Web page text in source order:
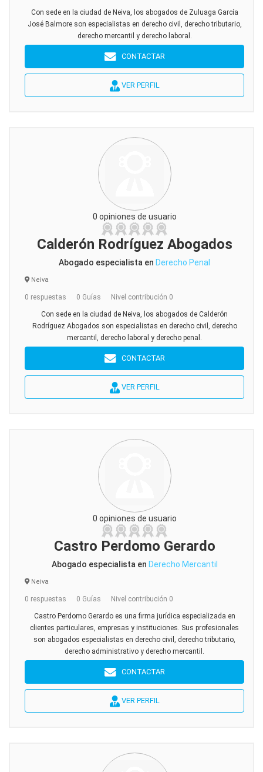
Con sede en la ciudad de Neiva, los abogados de Zuluaga García
José Balmore son especialistas en derecho civil, derecho tributario,
derecho mercantil y derecho laboral.
CONTACTAR
VER PERFIL
0 opiniones de usuario
Calderón Rodríguez Abogados
Abogado especialista en Derecho Penal
Neiva
0 respuestas 0 Guías Nivel contribución 0
Con sede en la ciudad de Neiva, los abogados de Calderón
Rodríguez Abogados son especialistas en derecho civil, derecho
mercantil, derecho laboral y derecho penal.
CONTACTAR
VER PERFIL
0 opiniones de usuario
Castro Perdomo Gerardo
Abogado especialista en Derecho Mercantil
Neiva
0 respuestas 0 Guías Nivel contribución 0
Castro Perdomo Gerardo es una firma jurídica especializada en
clientes particulares, empresas y instituciones. Sus profesionales
son abogados especialistas en derecho civil, derecho tributario,
derecho administrativo y derecho mercantil.
CONTACTAR
VER PERFIL